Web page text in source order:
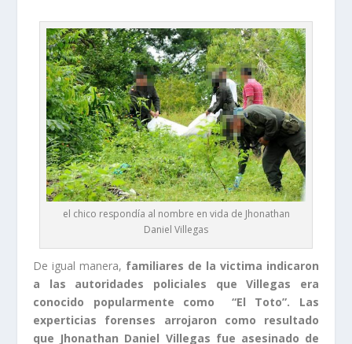
el chico respondía al nombre en vida de Jhonathan
Daniel Villegas
De igual manera, familiares de la victima indicaron
a las autoridades policiales que Villegas era
conocido popularmente como “El Toto”. Las
experticias forenses arrojaron como resultado
que Jhonathan Daniel Villegas fue asesinado de